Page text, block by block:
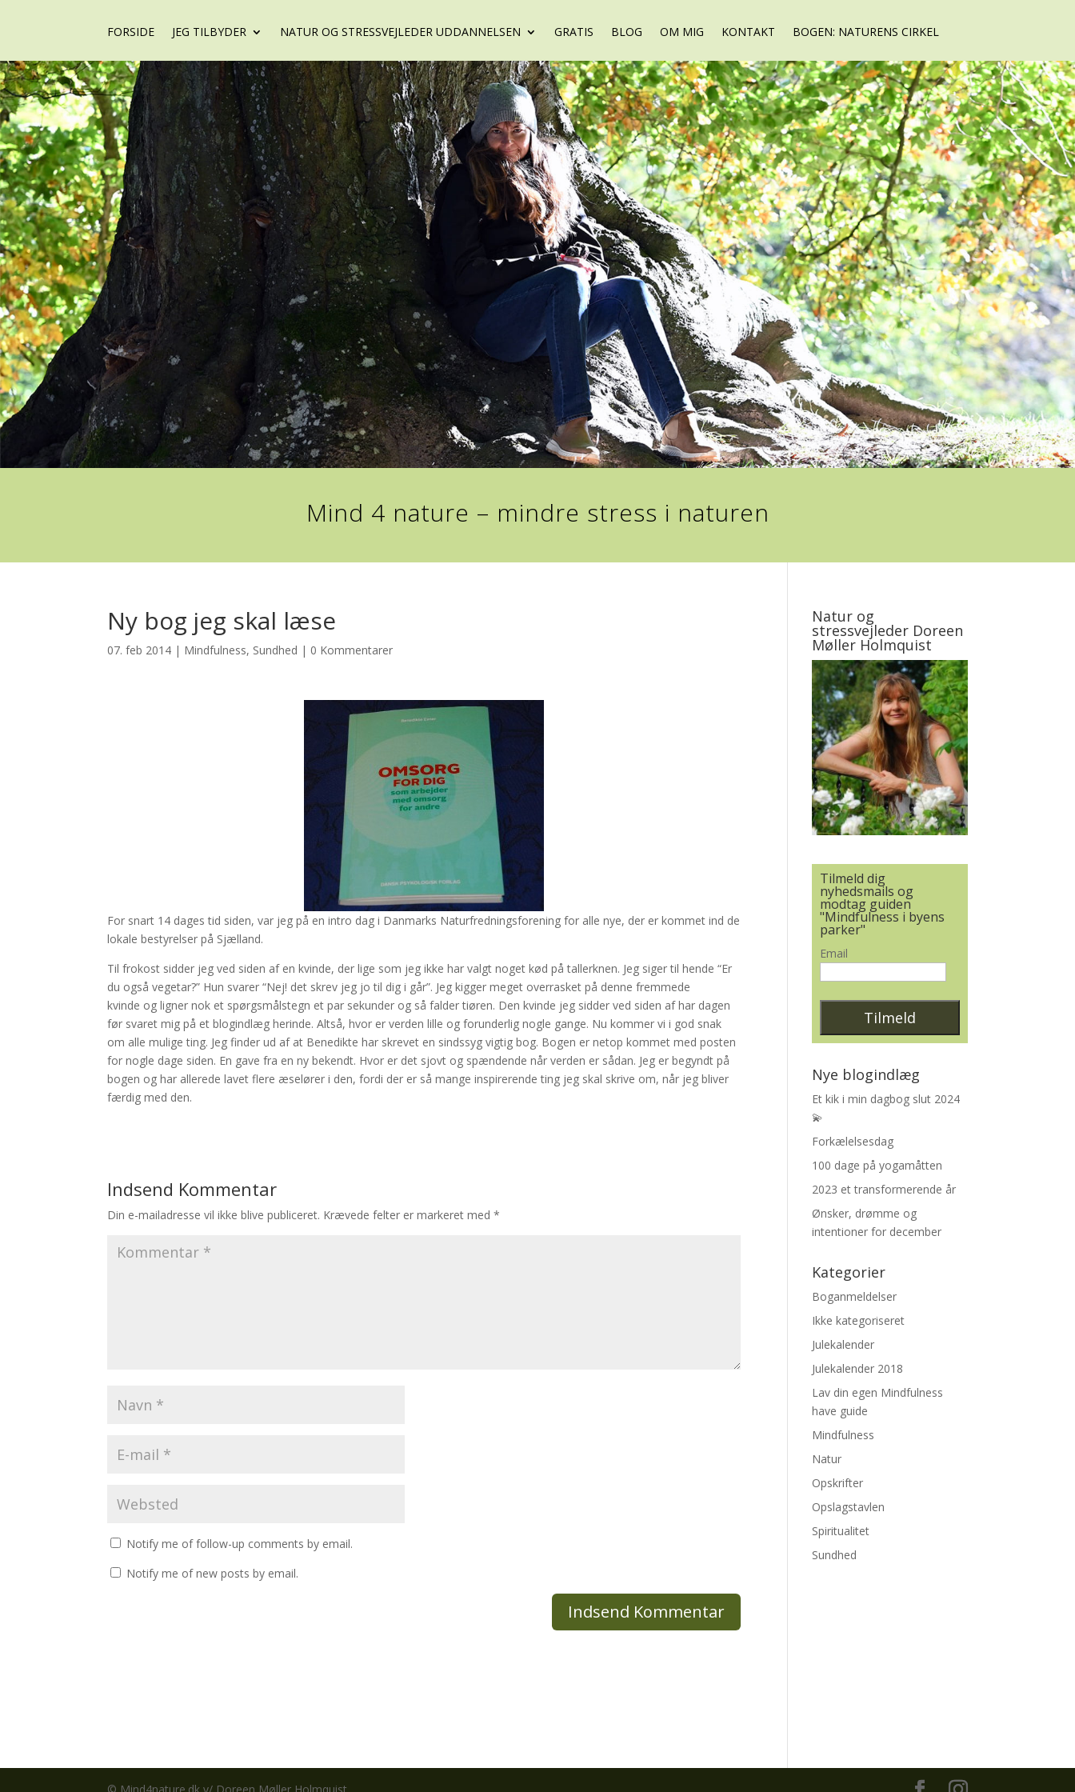
FORSIDE JEG TILBYDER NATUR OG STRESSVEJLEDER UDDANNELSEN GRATIS BLOG OM MIG KONTAKT BOGEN: NATURENS CIRKEL
Mind 4 nature – mindre stress i naturen
Ny bog jeg skal læse
07. feb 2014 | Mindfulness, Sundhed | 0 Kommentarer
For snart 14 dages tid siden, var jeg på en intro dag i Danmarks Naturfredningsforening for alle nye, der er kommet ind de
lokale bestyrelser på Sjælland.
Til frokost sidder jeg ved siden af en kvinde, der lige som jeg ikke har valgt noget kød på tallerknen. Jeg siger til hende “Er
du også vegetar?” Hun svarer “Nej! det skrev jeg jo til dig i går”. Jeg kigger meget overrasket på denne fremmede
kvinde og ligner nok et spørgsmålstegn et par sekunder og så falder tiøren. Den kvinde jeg sidder ved siden af har dagen
før svaret mig på et blogindlæg herinde. Altså, hvor er verden lille og forunderlig nogle gange. Nu kommer vi i god snak
om alle mulige ting. Jeg finder ud af at Benedikte har skrevet en sindssyg vigtig bog. Bogen er netop kommet med posten
for nogle dage siden. En gave fra en ny bekendt. Hvor er det sjovt og spændende når verden er sådan. Jeg er begyndt på
bogen og har allerede lavet flere æselører i den, fordi der er så mange inspirerende ting jeg skal skrive om, når jeg bliver
færdig med den.
Indsend Kommentar
Din e-mailadresse vil ikke blive publiceret. Krævede felter er markeret med*
Notify me of follow-up comments by email.
Notify me of new posts by email.
Natur og
stressvejleder Doreen
Møller Holmquist
Tilmeld dig
nyhedsmails og
modtag guiden
"Mindfulness i byens
parker"
Email
Nye blogindlæg
Et kik i min dagbog slut 2024
💫
Forkælelsesdag
100 dage på yogamåtten
2023 et transformerende år
Ønsker, drømme og
intentioner for december
Kategorier
Boganmeldelser
Ikke kategoriseret
Julekalender
Julekalender 2018
Lav din egen Mindfulness
have guide
Mindfulness
Natur
Opskrifter
Opslagstavlen
Spiritualitet
Sundhed